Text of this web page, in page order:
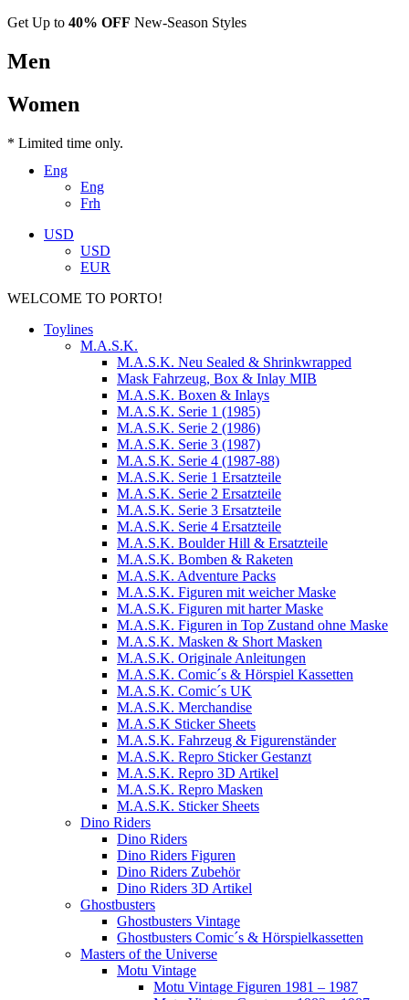
Get Up to 40% OFF New-Season Styles
Men
Women
* Limited time only.
Eng
Eng
Frh
USD
USD
EUR
WELCOME TO PORTO!
Toylines
M.A.S.K.
M.A.S.K. Neu Sealed & Shrinkwrapped
Mask Fahrzeug, Box & Inlay MIB
M.A.S.K. Boxen & Inlays
M.A.S.K. Serie 1 (1985)
M.A.S.K. Serie 2 (1986)
M.A.S.K. Serie 3 (1987)
M.A.S.K. Serie 4 (1987-88)
M.A.S.K. Serie 1 Ersatzteile
M.A.S.K. Serie 2 Ersatzteile
M.A.S.K. Serie 3 Ersatzteile
M.A.S.K. Serie 4 Ersatzteile
M.A.S.K. Boulder Hill & Ersatzteile
M.A.S.K. Bomben & Raketen
M.A.S.K. Adventure Packs
M.A.S.K. Figuren mit weicher Maske
M.A.S.K. Figuren mit harter Maske
M.A.S.K. Figuren in Top Zustand ohne Maske
M.A.S.K. Masken & Short Masken
M.A.S.K. Originale Anleitungen
M.A.S.K. Comic´s & Hörspiel Kassetten
M.A.S.K. Comic´s UK
M.A.S.K. Merchandise
M.A.S.K Sticker Sheets
M.A.S.K. Fahrzeug & Figurenständer
M.A.S.K. Repro Sticker Gestanzt
M.A.S.K. Repro 3D Artikel
M.A.S.K. Repro Masken
M.A.S.K. Sticker Sheets
Dino Riders
Dino Riders
Dino Riders Figuren
Dino Riders Zubehör
Dino Riders 3D Artikel
Ghostbusters
Ghostbusters Vintage
Ghostbusters Comic´s & Hörspielkassetten
Masters of the Universe
Motu Vintage
Motu Vintage Figuren 1981 – 1987